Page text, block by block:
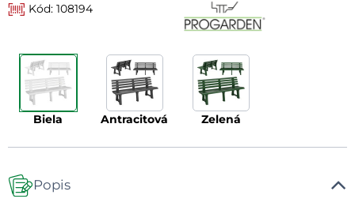
Kód: 108194
biela antracitová zelená
Popis